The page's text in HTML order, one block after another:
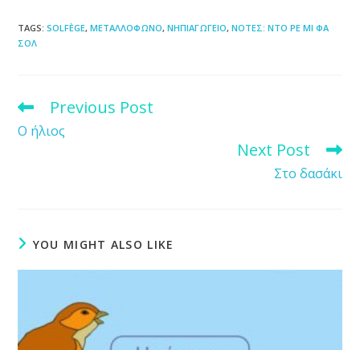
TAGS:SOLFÈGE, ΜΕΤΑΛΛΟΦΩΝΟ, ΝΗΠΙΑΓΩΓΕΙΟ, ΝΟΤΕΣ: ΝΤΟ ΡΕ ΜΙ ΦΑ
ΣΟΛ
Read
more
articles
Previous Post
Ο ήλιος
Next Post
Στο δασάκι
YOU MIGHT ALSO LIKE